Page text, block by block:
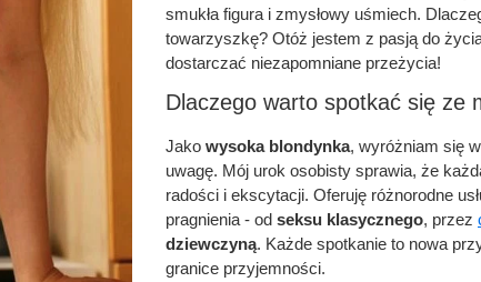
smukła figura i zmysłowy uśmiech.
towarzyszkę? Otóż jestem z pasją do
dostarczać niezapomniane przeżycia!
Dlaczego warto spotkać się ze
Jako wysoka blondynka, wyróżniam się
uwagę. Mój urok osobisty sprawia, że
radości i ekscytacji. Oferuję różnorodne
pragnienia - od seksu klasycznego, przez
dziewczyną. Każde spotkanie to nowa
granice przyjemności.